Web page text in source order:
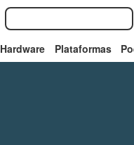
Hardware Plataformas